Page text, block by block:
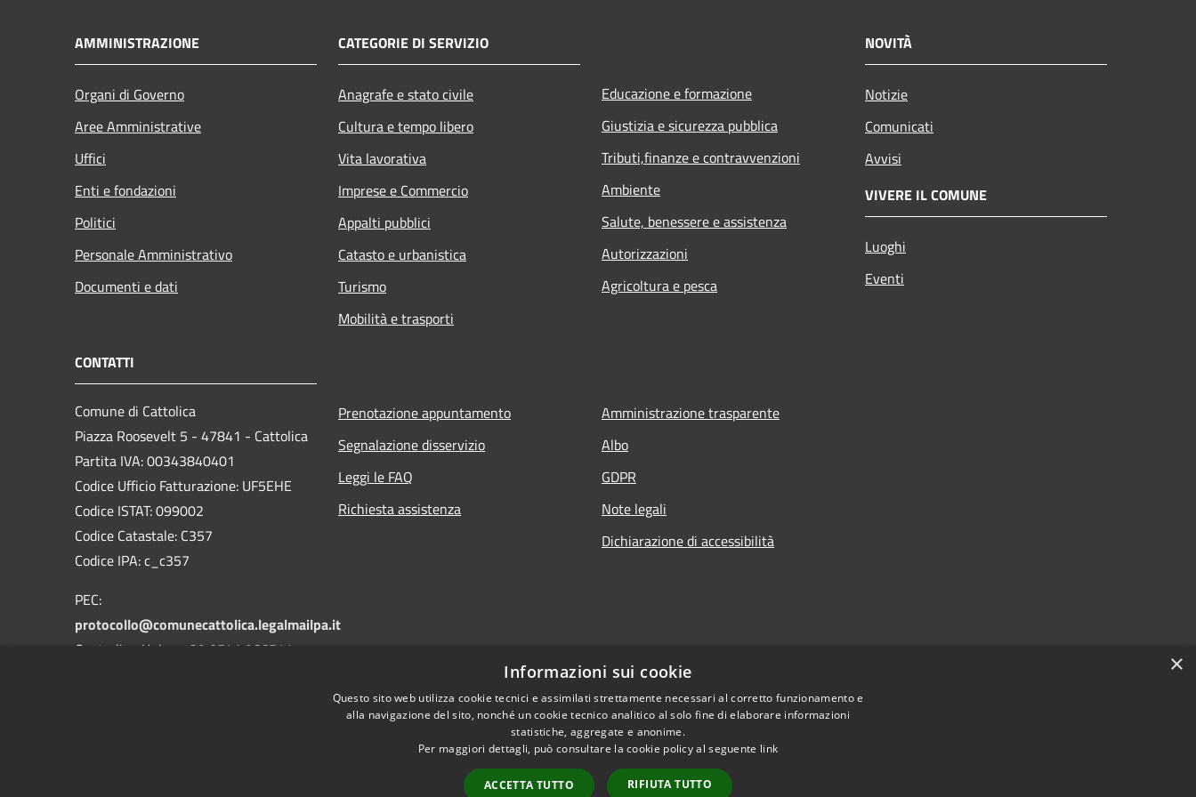
AMMINISTRAZIONE
Organi di Governo
Aree Amministrative
Uffici
Enti e fondazioni
Politici
Personale Amministrativo
Documenti e dati
CATEGORIE DI SERVIZIO
Anagrafe e stato civile
Cultura e tempo libero
Vita lavorativa
Imprese e Commercio
Appalti pubblici
Catasto e urbanistica
Turismo
Mobilità e trasporti
Educazione e formazione
Giustizia e sicurezza pubblica
Tributi,finanze e contravvenzioni
Ambiente
Salute, benessere e assistenza
Autorizzazioni
Agricoltura e pesca
NOVITÀ
Notizie
Comunicati
Avvisi
VIVERE IL COMUNE
Luoghi
Eventi
CONTATTI
Comune di Cattolica
Piazza Roosevelt 5 - 47841 - Cattolica
Partita IVA: 00343840401
Codice Ufficio Fatturazione: UF5EHE
Codice ISTAT: 099002
Codice Catastale: C357
Codice IPA: c_c357
PEC:
protocollo@comunecattolica.legalmailpa.it
Centralino Unico: +39 0541 966511
Prenotazione appuntamento
Segnalazione disservizio
Leggi le FAQ
Richiesta assistenza
Amministrazione trasparente
Albo
GDPR
Note legali
Dichiarazione di accessibilità
×
Informazioni sui cookie
Questo sito web utilizza cookie tecnici e assimilati strettamente necessari al corretto funzionamento e
alla navigazione del sito, nonché un cookie tecnico analitico al solo fine di elaborare informazioni
statistiche, aggregate e anonime.
Per maggiori dettagli, può consultare la cookie policy al seguente link
ACCETTA TUTTO RIFIUTA TUTTO